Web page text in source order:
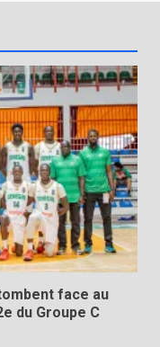
face au
du Groupe C